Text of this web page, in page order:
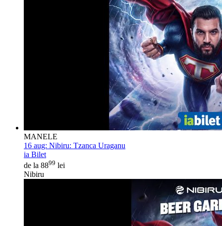
MANELE
16 aug: Nibiru: Tzanca Uraganu
ia Bilet
de la 8899 lei
Nibiru